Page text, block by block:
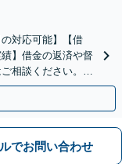
対応可能】【借
】借金の返済や督
相談ください。ベ
でお問い合わせ